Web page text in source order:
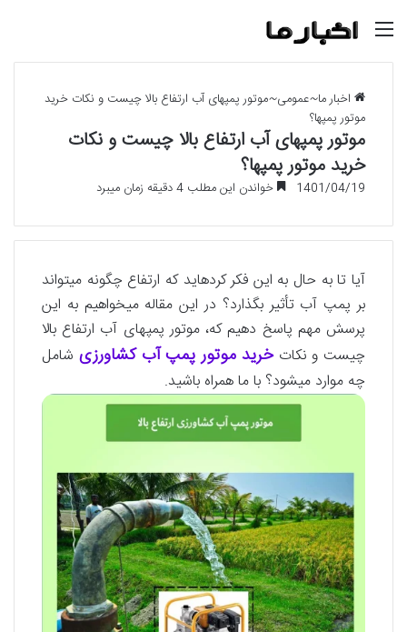
اخبار ما~عمومی~موتور پمپ­های آب ارتفاع بالا چیست و نکات خرید
موتور پمپ­ها؟
موتور پمپ­های آب ارتفاع بالا چیست و نکات
خرید موتور پمپ­ها؟
1401/04/19 خواندن این مطلب 4 دقیقه زمان میبرد
آیا تا به حال به این فکر کرده­اید که ارتفاع چگونه می­تواند
بر پمپ آب تأثیر بگذارد؟ در این مقاله می­خواهیم به این
پرسش مهم پاسخ دهیم که، موتور پمپ­های آب ارتفاع بالا
چیست و نکاتخرید موتور پمپ­ آب کشاورزی شامل
چه موارد می­شود؟ با ما همراه باشید.